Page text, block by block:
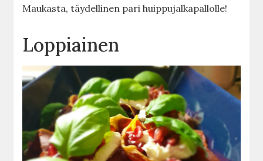
Maukasta, täydellinen pari huippujalkapallolle!
Loppiainen